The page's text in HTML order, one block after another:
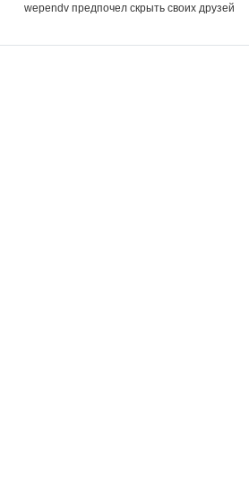
wependv предпочел скрыть своих друзей